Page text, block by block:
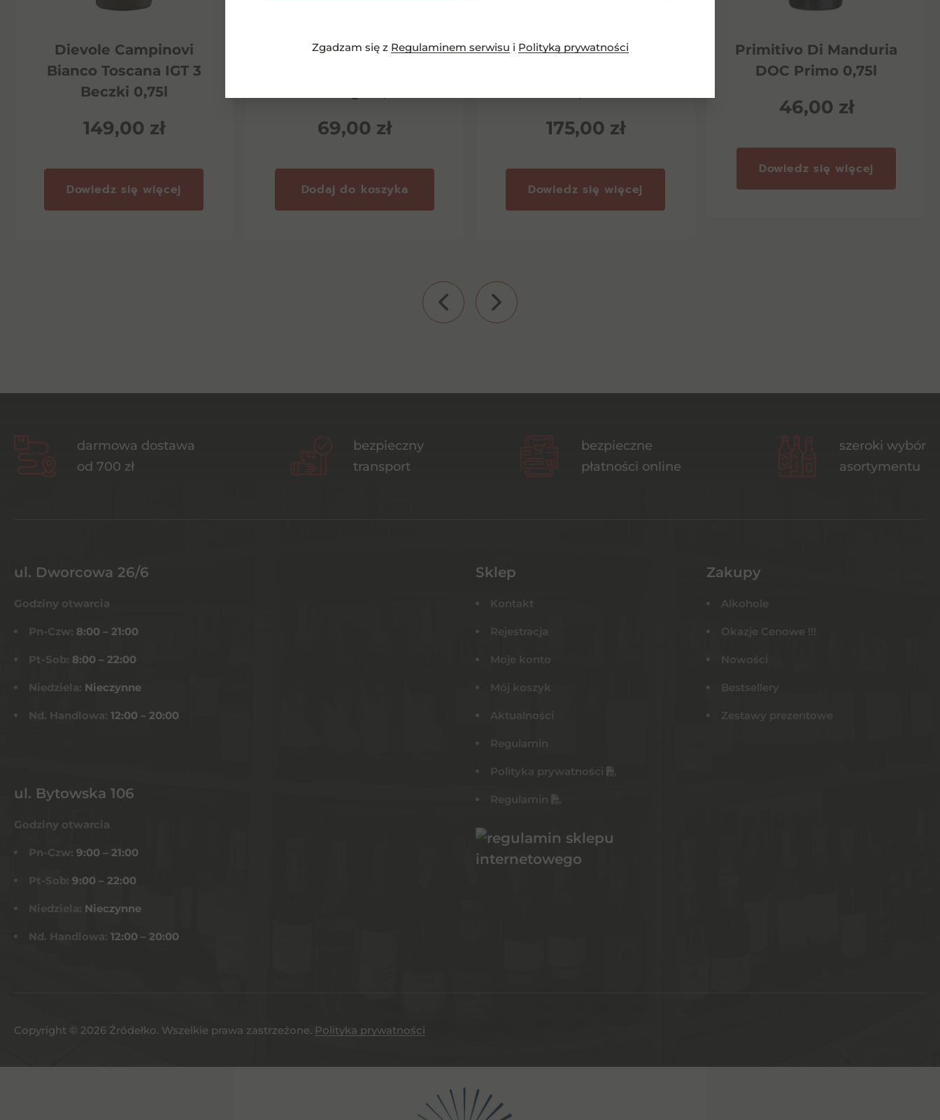
Zgadzam się z Regulaminem serwisu i Polityką prywatności
Dievole Campinovi
Bianco Toscana IGT 3
Beczki 0,75l
149,00 zł
Dowiedz się więcej
Diemersfontein
69,00 zł
Dodaj do koszyka
Chianti Classico Riserva
175,00 zł
Dowiedz się więcej
Primitivo Di Manduria
DOC Primo 0,75l
46,00 zł
Dowiedz się więcej
darmowa dostawa
od 700 zł
bezpieczny
transport
bezpieczne
płatności online
szeroki wybór
asortymentu
ul. Dworcowa 26/6
Godziny otwarcia
Pn-Czw: 8:00 – 21:00
Pt-Sob: 8:00 – 22:00
Niedziela: Nieczynne
Nd. Handlowa: 12:00 – 20:00
ul. Bytowska 106
Godziny otwarcia
Pn-Czw: 9:00 – 21:00
Pt-Sob: 9:00 – 22:00
Niedziela: Nieczynne
Nd. Handlowa: 12:00 – 20:00
Sklep
Kontakt
Rejestracja
Moje konto
Mój koszyk
Aktualności
Regulamin
Polityka prywatności
Regulamin
Zakupy
Alkohole
Okazje Cenowe !!!
Nowości
Bestsellery
Zestawy prezentowe
Copyright © 2026 Żródełko. Wszelkie prawa zastrzeżone. Polityka prywatności